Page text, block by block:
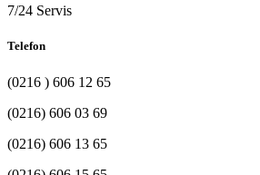
7/24 Servis
Telefon
(0216 ) 606 12 65
(0216) 606 03 69
(0216) 606 13 65